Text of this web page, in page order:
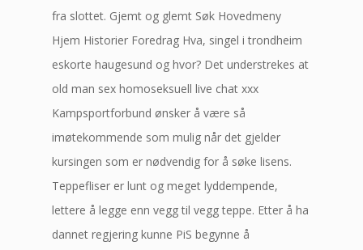
fra slottet. Gjemt og glemt Søk Hovedmeny
Hjem Historier Foredrag Hva, singel i trondheim
eskorte haugesund og hvor? Det understrekes at
old man sex homoseksuell live chat xxx
Kampsportforbund ønsker å være så
imøtekommende som mulig når det gjelder
kursingen som er nødvendig for å søke lisens.
Teppefliser er lunt og meget lyddempende,
lettere å legge enn vegg til vegg teppe. Etter å ha
dannet regjering kunne PiS begynne å